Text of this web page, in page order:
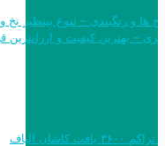
طرح ها و رنگبندی – تنوع بینظیر نخ و
خرید به قیمت فرش ماشینی ۱۲۰۰ شانه تراکم ۳۶۰۰ بافت کاشان الیاف